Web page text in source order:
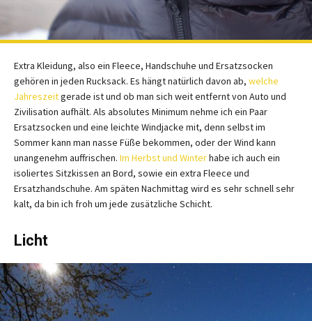
Extra Kleidung, also ein Fleece, Handschuhe und Ersatzsocken
gehören in jeden Rucksack. Es hängt natürlich davon ab, welche
Jahreszeitgerade ist und ob man sich weit entfernt von Auto und
Zivilisation aufhält. Als absolutes Minimum nehme ich ein Paar
Ersatzsocken und eine leichte Windjacke mit, denn selbst im
Sommer kann man nasse Füße bekommen, oder der Wind kann
unangenehm auffrischen. Im Herbst und Winterhabe ich auch ein
isoliertes Sitzkissen an Bord, sowie ein extra Fleece und
Ersatzhandschuhe. Am späten Nachmittag wird es sehr schnell sehr
kalt, da bin ich froh um jede zusätzliche Schicht.
Licht